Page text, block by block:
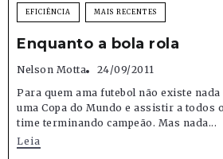
EFICIÊNCIA MAIS RECENTES
Enquanto a bola rola
Nelson Motta
24/09/2011
Para quem ama futebol não existe
uma Copa do Mundo e assistir a todos
time terminando campeão. Mas nada...
Leia